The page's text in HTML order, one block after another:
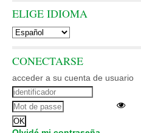
ELIGE IDIOMA
CONECTARSE
acceder a su cuenta de usuario